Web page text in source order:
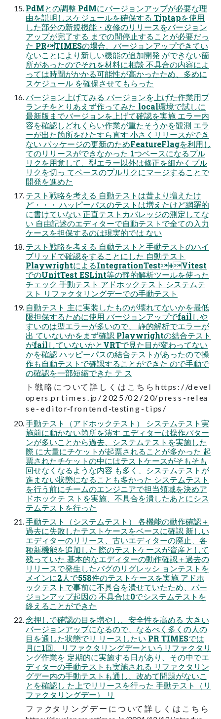
PdMとの調整 PdMにバージョンアップが必要な理
由を説明しスケジュールを確保する Tiptapを使⽤
した部分の新規機能・改修のリリースをバージョン
アップが完了する までの間停⽌することが必要だっ
た PRTIMESの場合、バージョンアップできてい
ないことにより新しい機能の追加開発 ができない箇
所があったのでそれを材料に相談 不具合の内容によ
っては時間がかかる可能性が⾼かったため、多めに
スケジュール を確保させてもらった
バージョン上げてみる バージョンを上げた作業⽤ブ
ランチをとりあえず作ってみた local環境で試しに
最新版までバージョンを上げて確認を実施 エラー内
容を確認しどれくらい作業が重たそうかを観測 エラ
ーが出た箇所をひたすら直す ⼩さくリリースができ
ない パッケージの更新のためFeatureFlagを利⽤し
てのリリースができなかった 1つベースになるプル
リクを⽤意して、型エラー以外は修正を細かくプル
リクを切っ てベースのプルリクにマージすることで
開発を進めた
テスト戦略を考える ⾃動テストは昔より増えたけ
ど・・・ ハッピーパスのテストは増えたけど網羅的
に書けていない 正直テストカバレッジの測定してな
い ⾃由記述のエディターで⾃動テストで全ての⼊⼒
ケースを担保するのは現実的では ない
テスト戦略を考える ⾃動テストと⼿動テストのハイ
ブリッドで確認をすることにした ⾃動テスト
PlaywrightによるIntegrationTest+Vitest
でのUnitTest ESLint等の静的解析ツールを使った
チェック ⼿動テスト アドホックテスト システムテ
スト リファクタリングデーでの⼿動テスト
自動テスト 主に実装したものが壊れてないかを最低
限担保するために使用 バージョンアップでfailしや
すいのは型エラーが多いので、 静的解析でエラーが
出 ていないかをまず確認 Playwrightの結合テスト
がfailしていないかとVRTで見た目が変わってない
かを確認 ハッピーパスの結合テストがあったので操
作も自動テストで確認することができた ので手動で
の確認を一部短縮できた テ ス
ト 戦 略 に つ いて 詳 し く は こ ち ら h tt ps : / /d e ve l
op e rs .p r t i m e s . jp / 2 02 5 /0 2 / 2 0/ p re s s - re l ea
s e - e d i to r-f ro n te n d -te sti n g - t i ps /
⼿動テスト（アドホックテスト） システムテスト実
施前に動かない箇所を潰す エディターは操作パター
ンが多いことから過去、システムテストを実施した
際 に⼤量にチケットが起票されることが多かった 起
票されたチケットの中にはテストケースがそもそも
回せなくなるような内容 も多く、システムテストが
進まない状態になることも多かった システムテスト
を⾏う前にチームのエンジニアで担当領域を決めア
ドホックテ ストを実施、不具合を潰したあとにシス
テムテストを⾏った
⼿動テスト（システムテスト） 各機能の動作確認＋
過去に失敗したテストケースをベースに確認 新しい
エディターのリリース、古いエディターの廃⽌、各
種新機能を追加した 際のテストケースが資産として
残っていた 基本的なエディターの動作確認＋過去の
リリースで発⽣したバグのリグレッシ ョンテストを
メインに2⼈で558件のテストケースを実施 アドホ
ックテストで事前に不具合を潰せていたため、バー
ジョンアップ起因の 不具合は0でシステムテストを
終えることができた
念押しで確認の目を増やし、安全性を高める 大きい
バージョンアップになるので、なるべく多くの人の
目を通した状態でリ リースしたい PR TIMESでは
月に1回、リファクタリングデーというリファクタリ
ング作業を 定期的に実施する日があり、その中でエ
ディターの手動テストも実施される リファクタリン
グデー内の手動テストも通し、改めて問題がないこ
とを確認し た上でリリースを行った 手動テスト（リ
ファクタリングデー） リ
フ ァ クタ リ ン グ デ ー に つ いて 詳 し く は こ ち ら